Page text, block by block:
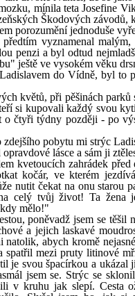
mínila teta Josefine
Škodových závodů,
porozumění jednoduše
vyznamenal
penzi a byl odtud
ještě ve vysokém věku
do Vídně, byl to
květů, při pěšinách
si kupovali každý svou
čtyři týdny později - po
pobytu mi strýc
lásce a sám ji
kvetoucích zahrádek
kočár, ve kterém
nutit čekat na onu starou
celý tvůj život! Ta žena
mělo!"
poněvadž jsem se těšil
a jejich laskavé
abych kromě
mezi pruty litinové
je svou špacírkou a ukázal
jsem se. Strýc se
v kruhu jak slepí. Cesta